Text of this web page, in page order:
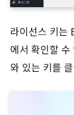
라이선스 키는
에서 확인할 수
와 있는 키를